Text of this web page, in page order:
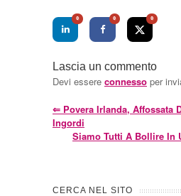
0 0 0
Lascia un commento
Devi essere connesso per
⇐ Povera Irlanda, Affossata
Ingordi
Siamo Tutti A Bollire In
CERCA NEL SITO